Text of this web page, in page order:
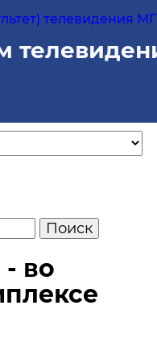
телевидения
- во